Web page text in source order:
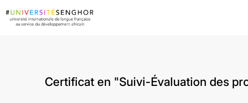
Certificat en "Suivi-Évaluation des